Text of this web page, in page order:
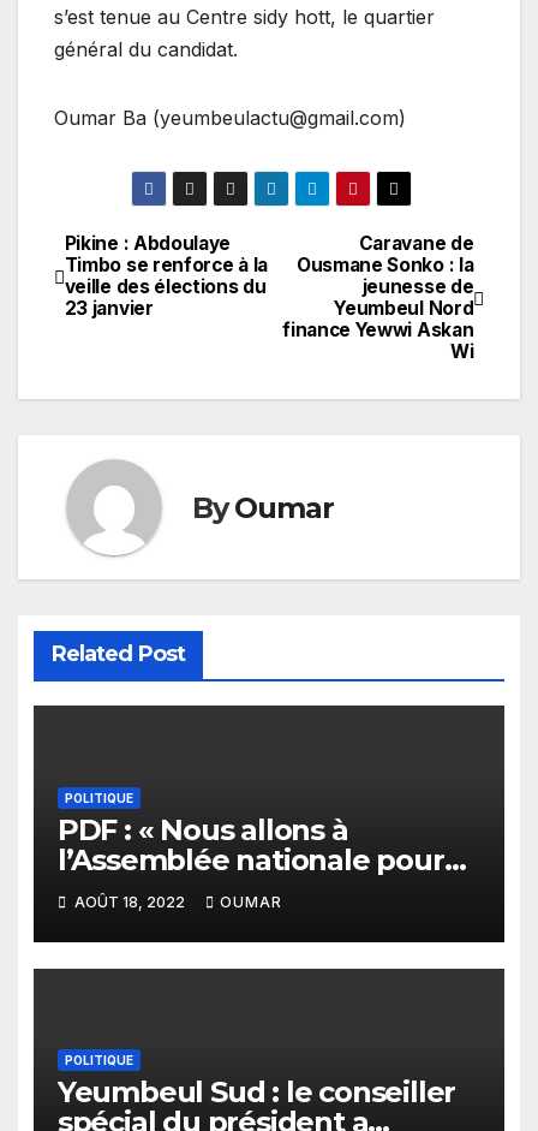
s’est tenue au Centre sidy hott, le quartier
général du candidat.
Oumar Ba (yeumbeulactu@gmail.com)
Navigation
de
Caravane de
Ousmane Sonko : la
jeunesse de
Yeumbeul Nord
finance Yewwi Askan
Wi
Pikine : Abdoulaye
Timbo se renforce à la
veille des élections du
23 janvier
ByOumar
Related Post
POLITIQUE
PDF : « Nous allons à
l’Assemblée nationale pour
lutter contre les inégalités
sociales »
AOÛT 18, 2022 OUMAR
POLITIQUE
Yeumbeul Sud : le conseiller
spécial du président a